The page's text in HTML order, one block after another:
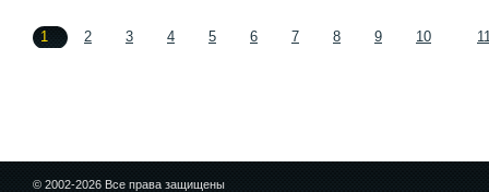
1 2 3 4 5 6 7 8 9 10
© 2002-2026 Все права защищены